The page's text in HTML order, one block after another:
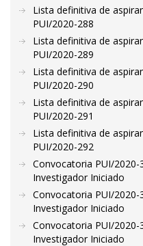
Lista definitiva de
PUI/2020-288
Lista definitiva de
PUI/2020-289
Lista definitiva de
PUI/2020-290
Lista definitiva de
PUI/2020-291
Lista definitiva de
PUI/2020-292
Convocatoria PUI/
Investigador Iniciado
Convocatoria PUI/
Investigador Iniciado
Convocatoria PUI/
Investigador Iniciado